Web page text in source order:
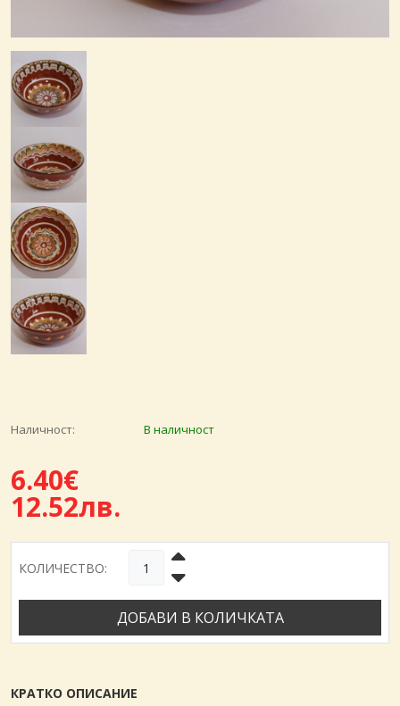
Наличност: В наличност
6.40€
12.52лв.
КОЛИЧЕСТВО:
ДОБАВИ В КОЛИЧКАТА
КРАТКО ОПИСАНИЕ